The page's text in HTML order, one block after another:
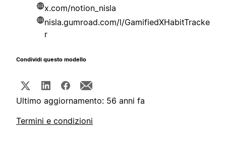
x.com/notion_nisla
nisla.gumroad.com/l/GamifiedXHabitTracke
r
Condividi questo modello
Ultimo aggiornamento: 56 anni fa
Termini e condizioni